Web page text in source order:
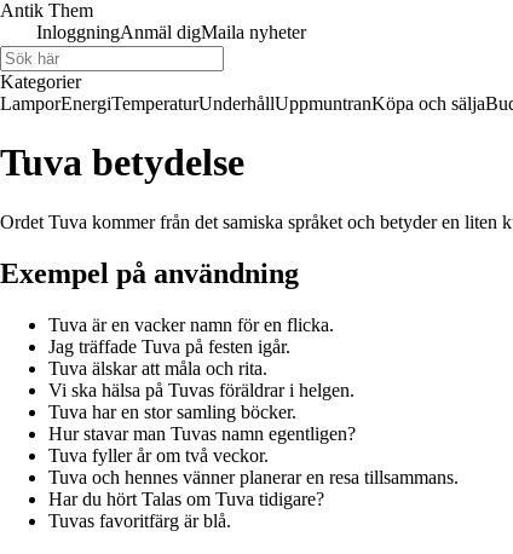
Antik Them
InloggningAnmäl digMaila nyheter
Kategorier
LamporEnergiTemperaturUnderhållUppmuntranKöpa och sälja
Tuva betydelse
Ordet Tuva kommer från det samiska språket och betyder en
Exempel på användning
Tuva är en vacker namn för en flicka.
Jag träffade Tuva på festen igår.
Tuva älskar att måla och rita.
Vi ska hälsa på Tuvas föräldrar i helgen.
Tuva har en stor samling böcker.
Hur stavar man Tuvas namn egentligen?
Tuva fyller år om två veckor.
Tuva och hennes vänner planerar en resa tillsammans.
Har du hört Talas om Tuva tidigare?
Tuvas favoritfärg är blå.